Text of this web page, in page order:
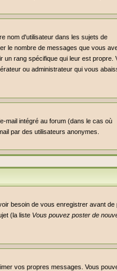
nom d'utilisateur dans les sujets de
le nombre de messages que vous
rang spécifique qui leur est propre.
ou administrateur qui vous
mail intégré au forum (dans le cas où
par des utilisateurs anonymes.
besoin de vous enregistrer avant de
(la liste Vous pouvez poster de
vos propres messages. Vous